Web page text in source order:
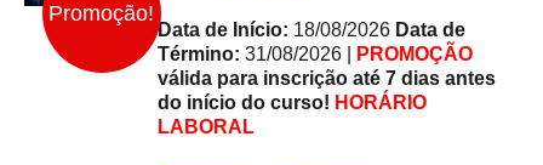
Promoção!
original
era:
€950.00.
atual
é:
€850.00.
Data de Início: 18/08/2026 Data de
Término: 31/08/2026 |
PROMOÇÃO
válida para inscrição até 7 dias antes
do início do curso! HORÁRIO
LABORAL